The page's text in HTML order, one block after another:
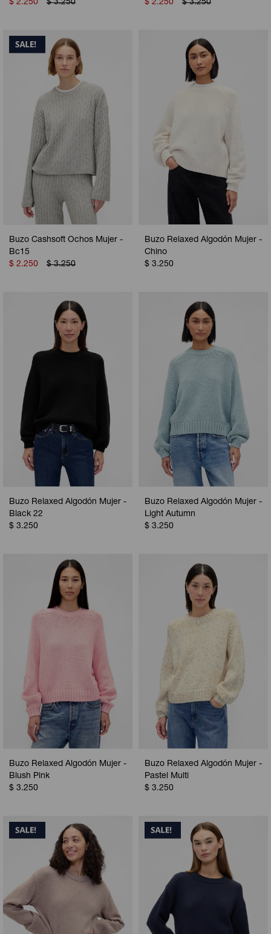
$ 2.250 $ 3.250
$ 2.250 $ 3.250
Buzo Cashsoft Ochos Mujer -
Bc15
$ 2.250 $ 3.250
Buzo Relaxed Algodón Mujer -
Chino
$ 3.250
Buzo Relaxed Algodón Mujer -
Black 22
$ 3.250
Buzo Relaxed Algodón Mujer -
Light Autumn
$ 3.250
Buzo Relaxed Algodón Mujer -
Blush Pink
$ 3.250
Buzo Relaxed Algodón Mujer -
Pastel Multi
$ 3.250